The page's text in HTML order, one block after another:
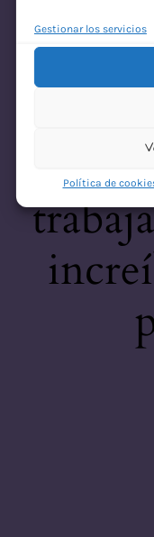
Gestionar los servicios
Política de